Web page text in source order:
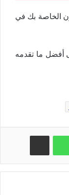
الخاصة بك في
ما تقدمه
واتساب